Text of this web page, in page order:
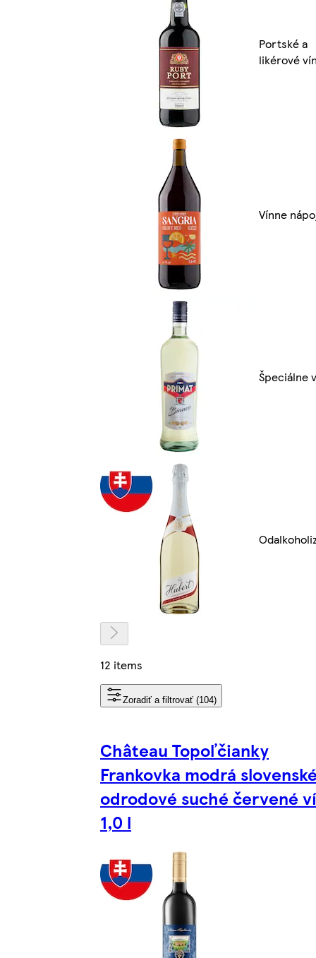
Portské a
likérové
Vínne
Špeciálne
12 items
Zoradiť a filtrovať (104)
Château Topoľčianky
Frankovka modrá
odrodové suché červené
1,0 l